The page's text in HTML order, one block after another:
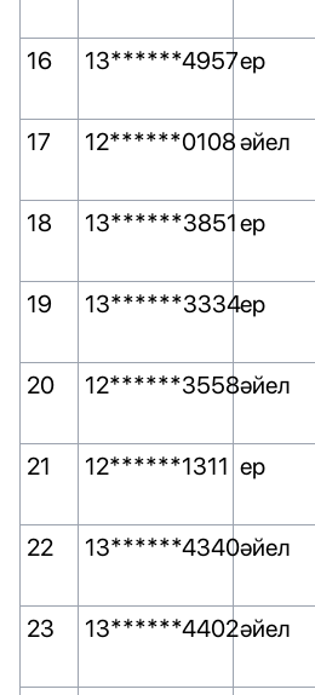
16
13******4957ер
17
12******0108әйел
18
13******3851ер
19
13******3334ер
20
12******3558әйел
21
12******1311 ер
22
13******4340әйел
23
13******4402әйел